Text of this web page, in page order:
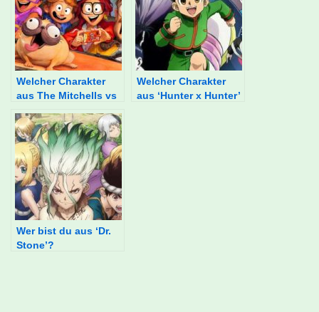
Welcher Charakter
aus The Mitchells vs
du?
Welcher Charakter
aus ‘Hunter x Hunter’
Wer bist du aus ‘Dr.
Stone’?